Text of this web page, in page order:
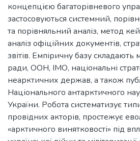
концепцією багаторівневого
застосовуються системний,
та порівняльний аналіз, метод
аналіз офіційних документів,
звітів. Емпіричну базу складають
ради, ООН, ІМО, національні
неарктичних держав, а також
Національного антарктичного
України. Робота систематизує
провідних акторів, простежує
«арктичного винятковості» під